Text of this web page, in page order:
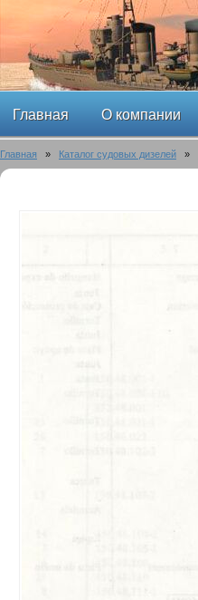
Главная О компании
Главная » Каталог судовых дизелей »